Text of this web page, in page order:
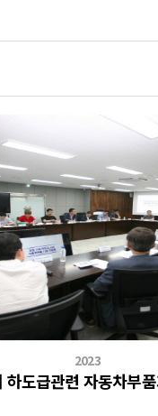
2023
하도급관련 자동차부